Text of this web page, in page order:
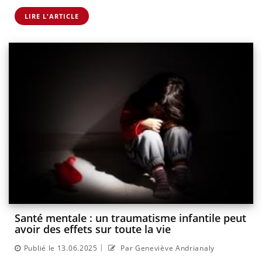
LIRE L'ARTICLE
Santé mentale : un traumatisme infantile peut
avoir des effets sur toute la vie
Publié le 13.06.2025 | Par Geneviève Andrianaly